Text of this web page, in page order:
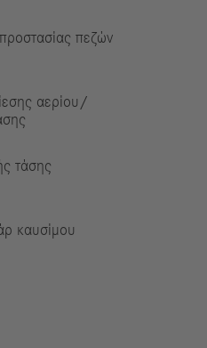
πεζών
αερίου/
τάσης
καυσίμου